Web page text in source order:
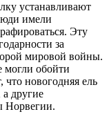
устанавливают
имели
Эту
за
мировой войны.
обойти
что новогодняя ель
другие
Норвегии.